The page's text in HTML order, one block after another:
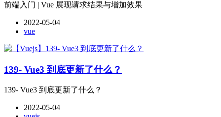
前端入门 | Vue 展现请求结果与增加效果
2022-05-04
vue
139- Vue3 到底更新了什么？
139- Vue3 到底更新了什么？
2022-05-04